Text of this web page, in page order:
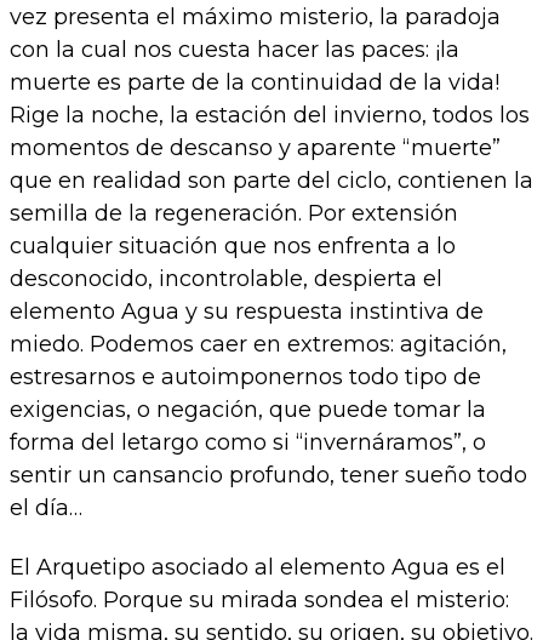
vez presenta el máximo misterio, la paradoja
con la cual nos cuesta hacer las paces: ¡la
muerte es parte de la continuidad de la vida!
Rige la noche, la estación del invierno, todos los
momentos de descanso y aparente “muerte”
que en realidad son parte del ciclo, contienen la
semilla de la regeneración. Por extensión
cualquier situación que nos enfrenta a lo
desconocido, incontrolable, despierta el
elemento Agua y su respuesta instintiva de
miedo. Podemos caer en extremos: agitación,
estresarnos e autoimponernos todo tipo de
exigencias, o negación, que puede tomar la
forma del letargo como si “invernáramos”, o
sentir un cansancio profundo, tener sueño todo
el día…
El Arquetipo asociado al elemento Agua es el
Filósofo. Porque su mirada sondea el misterio:
la vida misma, su sentido, su origen, su objetivo.